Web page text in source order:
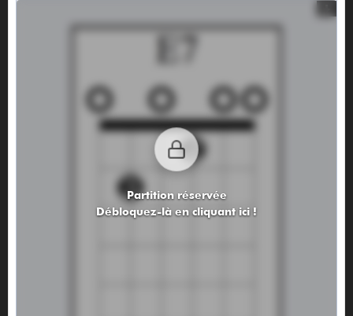
Partition réservée
Débloquez-là en cliquant ici !